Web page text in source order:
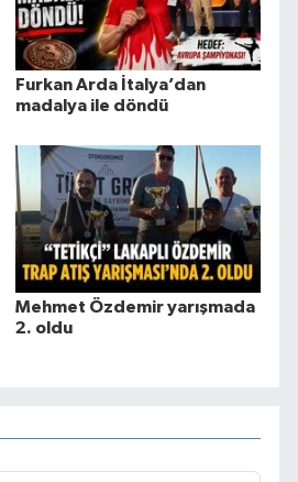
Furkan Arda İtalya’dan
madalya ile döndü
Mehmet Özdemir yarışmada
2. oldu